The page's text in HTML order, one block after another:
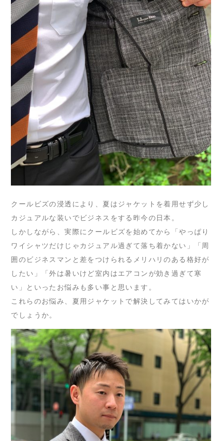
クールビズの浸透により、夏はジャケットを着用せず少し
カジュアルな装いでビジネスをする昨今の日本。
しかしながら、実際にクールビズを始めてから「やっぱり
ワイシャツだけじゃカジュアル過ぎて落ち着かない」「周
囲のビジネスマンと差をつけられるメリハリのある格好が
したい」「外は暑いけど室内はエアコンが効き過ぎて寒
い」といったお悩みも多い事と思います。
これらのお悩み、夏用ジャケットで解決してみてはいかが
でしょうか。